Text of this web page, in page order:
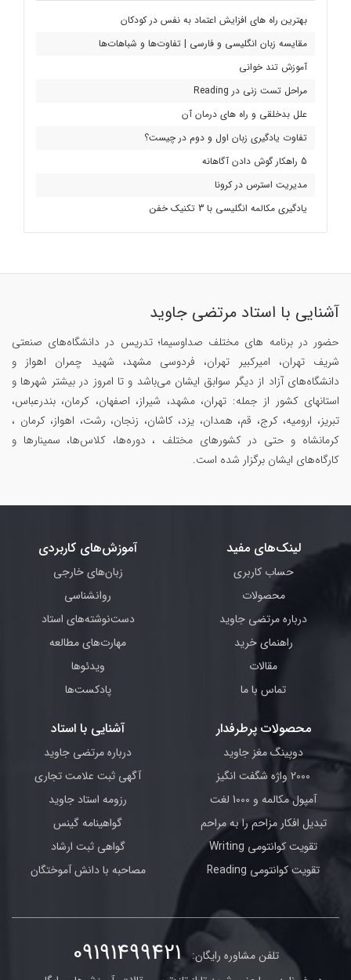
بهترین راه های افزایش اعتماد به نفس در کودکان
مقایسه زبان انگلیسی و فارسی | تفاوت‌ها و شباهات‌ها
آموزش تند خوانی
مراحل تست زنی در Reading
علل بدخلقی و راه های درمان آن
تفاوت یادگیری زبان اول و دوم در چیست؟
5 راهکار گوش دادن آگاهانه
مدیریت استرس در کرونا
یادگیری مکالمه انگلیسی با 3 تکنیک خفن
آشنایی با استاد مرتضی جاوید
حضور در برنامه های مختلف صداوسیما؛ تدریس در دانشگاه‌های صنعتی
شریف تهران، امیرکبیر تهران، فردوسی مشهد، شهید چمران اهواز و
دانشگاه‌های آزاد از دیگر سوابق ایشان می‌باشد و تا امروز در بیشتر شهرها و
استانهای کشور از جمله: تهران، مشهد، شیراز، اصفهان، کرمان، بندرعباس،
تبریز، ارومیه، کرج، قم، همدان، یزد، کاشان، زنجان، رشت، اهواز، کرمان ،
کرمانشاه و حتی در کشورهای مختلف ، دوره‌ها، کلاس‌ها، سمینار‌ها و
کارگاه‌های ایشان برگزار شده است.
لینک‌های مفید
حساب کاربری
محصولات
درباره مرتضی جاوید
راهنمای خرید
مقالات
تماس با ما
آموزش‌های کاربردی
زبان‌های خارجی
روانشناسی
دست‌نوشته‌های استاد
مهارت‌های مطالعه
ویدئوها
پادکست‌ها
محصولات پرطرفدار
دوپینگ مغز جاوید
2000 واژه شگفت انگیز
آمپول مکالمه و 1000 لغت
تبدیل افکار مزاحم را به مراحم
تقویت کوانتومی Writing
تقویت کوانتومی Reading
آشنایی با استاد
درباره مرتضی جاوید
آگهی ثبت علامت تجاری
رزومه استاد جاوید
گواهینامه گینس
گواهی ثبت ارشاد
مصاحبه با دانش آموختگان
تلفن مشاوره رایگان: 09191499421